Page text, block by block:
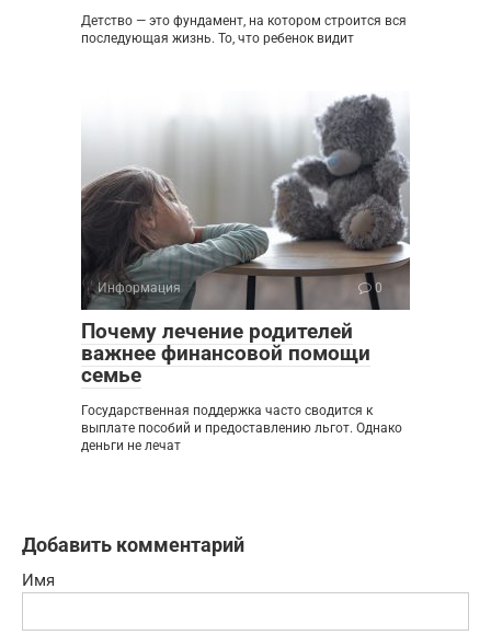
Детство — это фундамент, на котором строится вся
последующая жизнь. То, что ребенок видит
Информация 0
Почему лечение родителей
важнее финансовой помощи
семье
Государственная поддержка часто сводится к
выплате пособий и предоставлению льгот. Однако
деньги не лечат
Добавить комментарий
Имя